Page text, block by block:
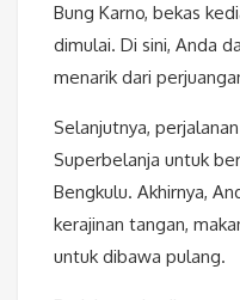
Bung Karno, bekas
dimulai. Di sini, Anda
menarik dari
Selanjutnya,
Superbelanja untuk
Bengkulu. Akhirnya,
kerajinan tangan,
untuk dibawa pulang.